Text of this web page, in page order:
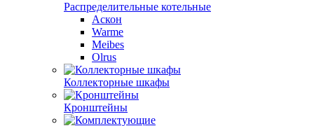
Распределительные котельные
Аскон
Warme
Meibes
Olrus
Коллекторные шкафы
Кронштейны